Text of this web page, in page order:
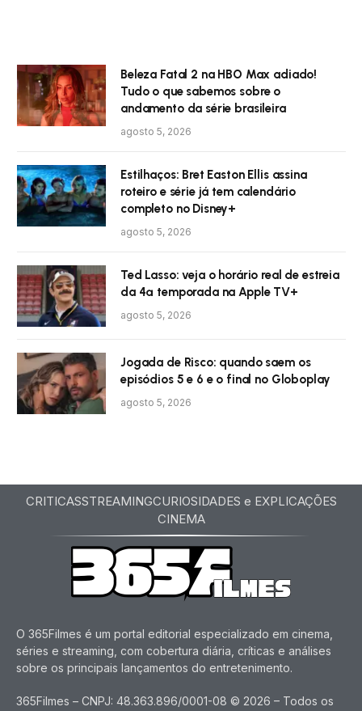
Beleza Fatal 2 na HBO Max adiado!
Tudo o que sabemos sobre o
andamento da série brasileira
agosto 5, 2026
Estilhaços: Bret Easton Ellis assina
roteiro e série já tem calendário
completo no Disney+
agosto 5, 2026
Ted Lasso: veja o horário real de estreia
da 4ª temporada na Apple TV+
agosto 5, 2026
Jogada de Risco: quando saem os
episódios 5 e 6 e o final no Globoplay
agosto 5, 2026
CRITICASSTREAMINGCURIOSIDADES e EXPLICAÇÕES
CINEMA
O 365Filmes é um portal editorial especializado em cinema,
séries e streaming, com cobertura diária, críticas e análises
sobre os principais lançamentos do entretenimento.
365Filmes – CNPJ: 48.363.896/0001-08 © 2026 – Todos os